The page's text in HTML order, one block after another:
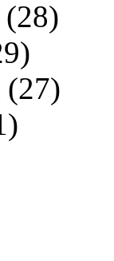
(28)
(27)